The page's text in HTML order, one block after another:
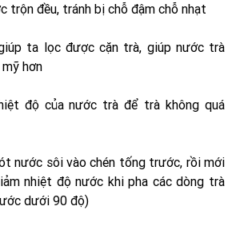
trộn đều, tránh bị chỗ đậm chỗ nhạt
ta lọc được cặn trà, giúp nước trà
hơn
độ của nước trà để trà không quá
nước sôi vào chén tống trước, rồi mới
nhiệt độ nước khi pha các dòng trà
dưới 90 độ)